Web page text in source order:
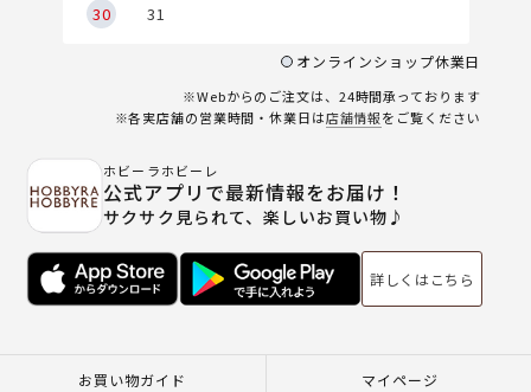
30
31
オンラインショップ休業日
※Webからのご注文は、24時間承っております
※各実店舗の営業時間・休業日は店舗情報をご覧ください
ホビーラホビーレ
公式アプリで最新情報をお届け！
サクサク見られて、楽しいお買い物♪
詳しくはこちら
お買い物ガイド マイページ